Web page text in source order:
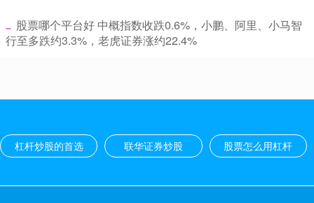
​股票哪个平台好 中概指数收跌0.6%，小鹏、阿里、小马智
行至多跌约3.3%，老虎证券涨约22.4%
杠杆炒股的首选 联华证券炒股 股票怎么用杠杆